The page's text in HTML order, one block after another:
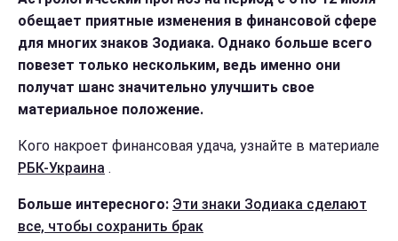
обещает приятные изменения в финансовой сфере
для многих знаков Зодиака. Однако больше всего
повезет только нескольким, ведь именно они
получат шанс значительно улучшить свое
материальное положение.
Кого накроет финансовая удача, узнайте в материале
РБК-Украина .
Больше интересного: Эти знаки Зодиака сделают
все, чтобы сохранить брак